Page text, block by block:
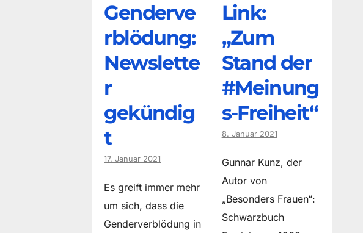
Genderve
rblödung:
Newslette
r
gekündig
t
17. Januar 2021
Es greift immer mehr
um sich, dass die
Genderverblödung in
Link:
„Zum
Stand der
#Meinung
s-Freiheit“
8. Januar 2021
Gunnar Kunz, der
Autor von
„Besonders Frauen“:
Schwarzbuch